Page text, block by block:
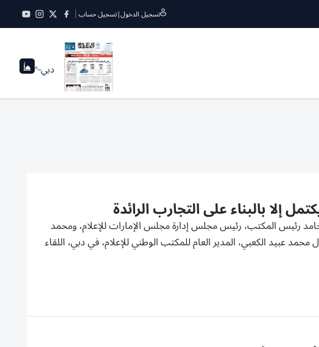
تسجيل الدخول|تسجيل حساب
دبي--°
إلا بالبناء على التجارب الرائدة
رئيس المكتب، رئيس مجلس إدارة مجلس الإمارات للإعلام، ومحمد
عبيد الكعبي، المدير العام للمكتب الوطني للإعلام، في دبي، اللقاء